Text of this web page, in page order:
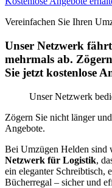
Vereinfachen Sie Ihren
Unser Netzwerk
mehrmals ab.
Sie jetzt kostenlose
Unser Netzwerk
Zögern Sie nicht länger
Angebote.
Bei Umzügen Helden sind
Netzwerk für Logistik,
ein eleganter Schreibtisch,
Bücherregal – sicher und